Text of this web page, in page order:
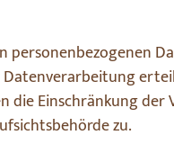
die Einschränkung
zu.